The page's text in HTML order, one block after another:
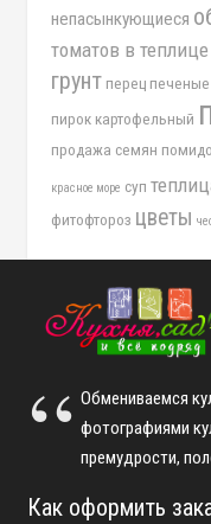
непасынкующиеся
томатов в теплице
грунт перец
пирок картофельный
продажа семян
красное море суп
фитофтороз цветы
Обмениваемся
фотографиями
премудрости,
Как оформить